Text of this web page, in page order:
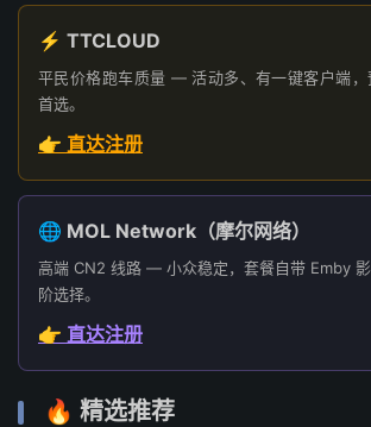
⚡ TTCLOUD
平民价格跑车质量 — 活动多、有一键客户端，
首选。
👉 直达注册
🌐 MOL Network（摩尔网络）
高端 CN2 线路 — 小众稳定，套餐自带 Emby
阶选择。
👉 直达注册
🔥 精选推荐